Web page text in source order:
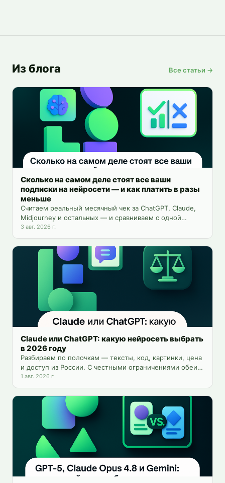
Из блога Все статьи →
Сколько на самом деле стоят все ваши
подписки на нейросети — и как платить в разы
меньше
Считаем реальный месячный чек за ChatGPT, Claude,
Midjourney и остальных — и сравниваем с одной
платформой на 25+ инструментов.
3 авг. 2026 г.
Claude или ChatGPT: какую нейросеть выбрать
в 2026 году
Разбираем по полочкам — тексты, код, картинки, цена
и доступ из России. С честными ограничениями обеих
моделей и способом пользоваться обеими сразу.
1 авг. 2026 г.